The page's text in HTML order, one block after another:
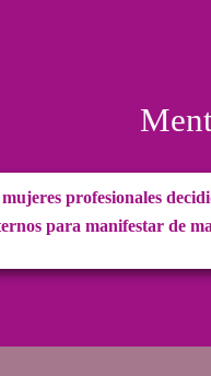
profesionales
para manifestar de